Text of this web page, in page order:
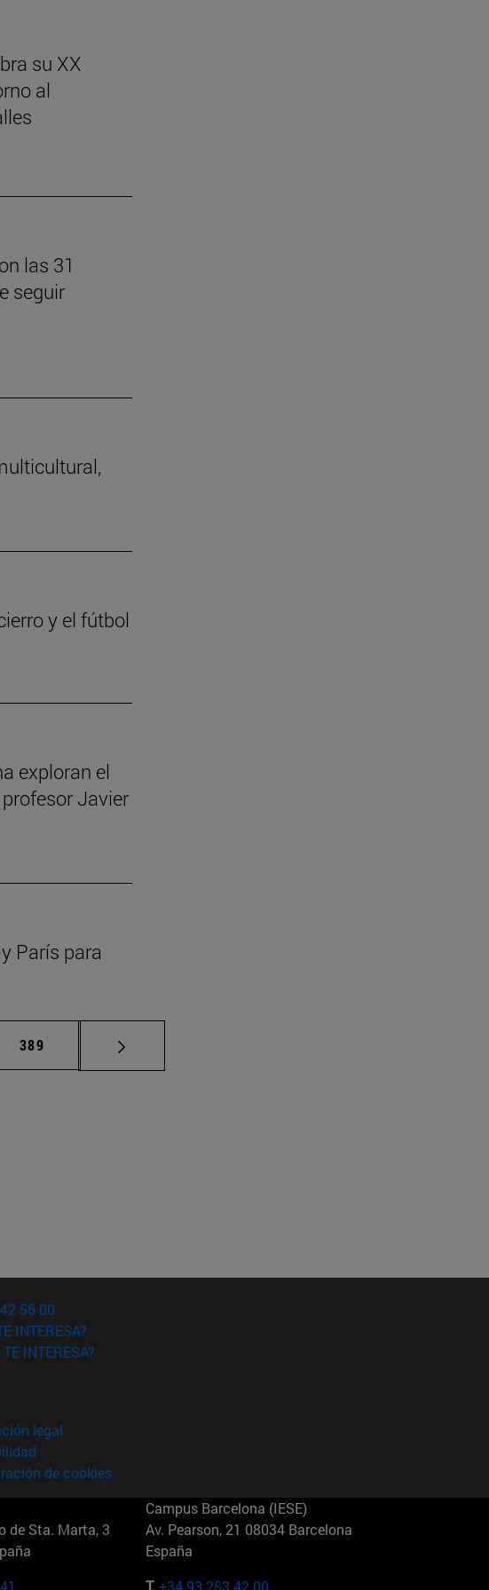
su XX
al
las 31
seguir
y el fútbol
exploran el
Javier
París para
intermedias Use TAB para desplazarse.
Página
389
56 00
INTERESA?
INTERESA?
legal
de cookies
de Sta. Marta, 3
Campus Barcelona (IESE)
Av. Pearson, 21 08034 Barcelona
España
T. +34 93 253 42 00